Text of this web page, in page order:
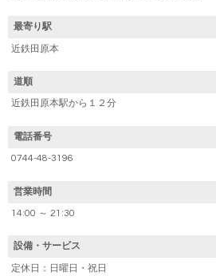
最寄り駅
近鉄田原本
道順
近鉄田原本駅から１２分
電話番号
0744-48-3196
営業時間
14:00 ～ 21:30
設備・サービス
定休日：日曜日・祝日